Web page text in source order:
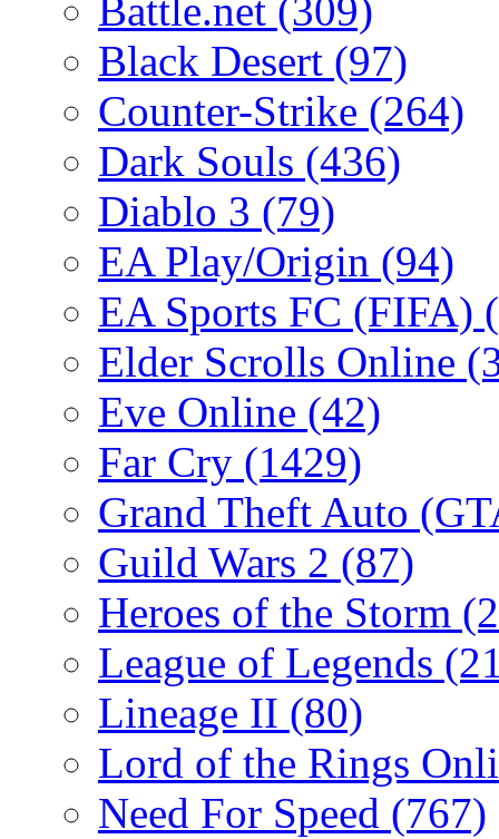
Battle.net (309)
Black Desert (97)
Counter-Strike (264)
Dark Souls (436)
Diablo 3 (79)
EA Play/Origin (94)
EA Sports FC (FIFA)
Elder Scrolls Online
Eve Online (42)
Far Cry (1429)
Grand Theft Auto
Guild Wars 2 (87)
Heroes of the Storm
League of Legends
Lineage II (80)
Lord of the Rings
Need For Speed (767)